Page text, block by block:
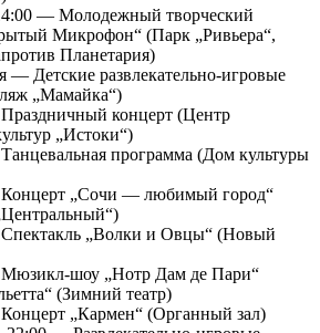
— Молодежный творческий
Микрофон“ (Парк „Ривьера“,
Планетария)
Детские развлекательно-игровые
„Мамайка“)
концерт (Центр
„Истоки“)
программа (Дом культуры
„Сочи — любимый город“
„Волки и Овцы“ (Новый
шоу „Нотр Дам де Пари“
(Зимний театр)
„Кармен“ (Органный зал)